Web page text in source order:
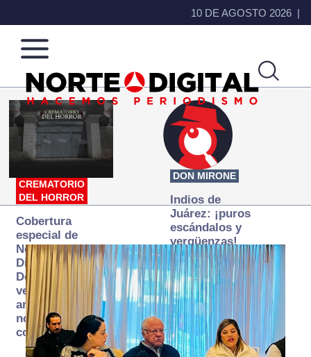
10 DE AGOSTO 2026
Norte
de
Ciudad
Más
que
noticias,
hacemos periodismo
CREMATORIO
DEL HORROR
Cobertura
especial de
Norte
Digital:
Donde la
verdad
arde… pero
no se
consume
DON MIRONE
Indios de
Juárez: ¡puros
escándalos y
vergüenzas!